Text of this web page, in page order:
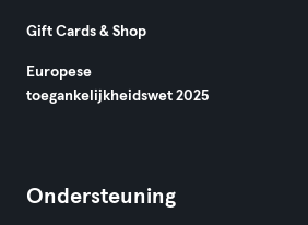
Gift Cards & Shop
Europese
toegankelijkheidswet 2025
Ondersteuning